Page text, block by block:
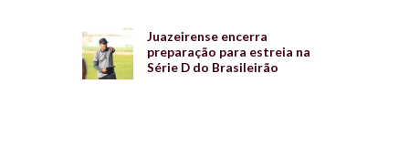
Juazeirense encerra
preparação para estreia na
Série D do Brasileirão